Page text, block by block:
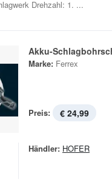
Drehzahl: 1. ...
Akku-
Marke: Ferrex
Preis: € 24,99
Händler: HOFER